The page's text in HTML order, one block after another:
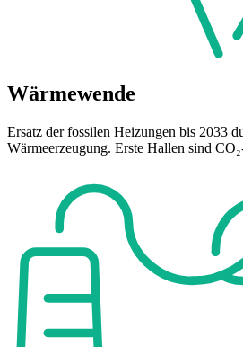
Wärmewende
Ersatz der fossilen Heizungen bis 2033
Wärmeerzeugung. Erste Hallen sind